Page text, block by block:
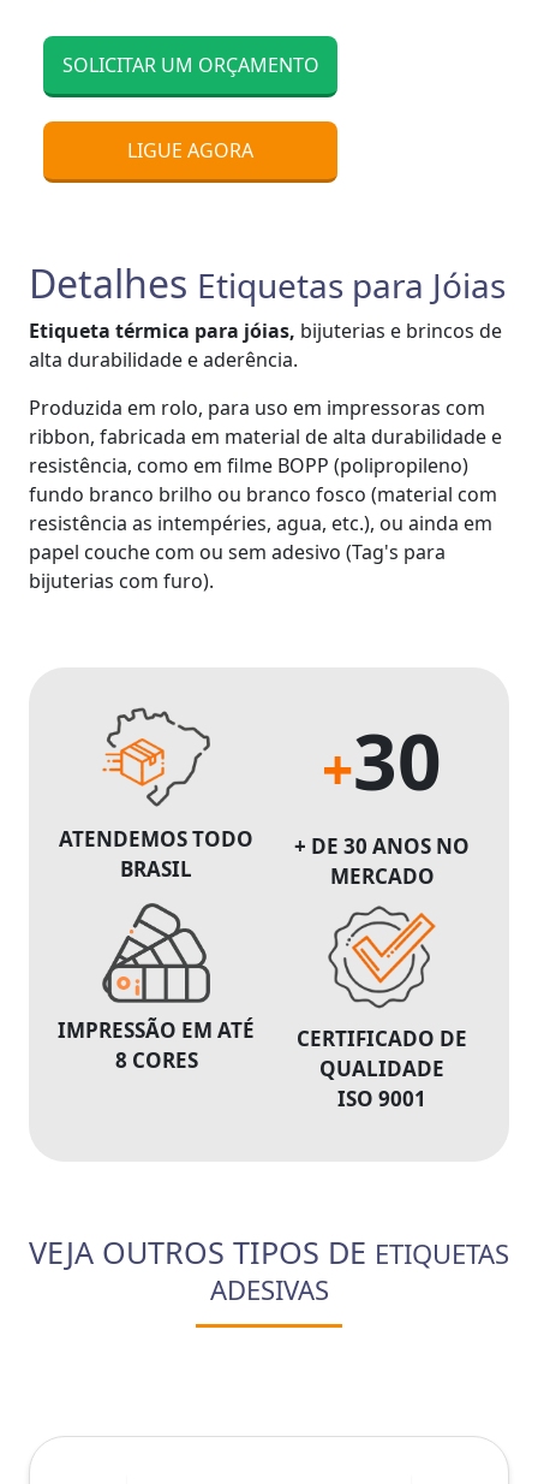
SOLICITAR UM ORÇAMENTO
LIGUE AGORA
Detalhes Etiquetas para Jóias
Etiqueta térmica para jóias, bijuterias e brincos de
alta durabilidade e aderência.
Produzida em rolo, para uso em impressoras com
ribbon, fabricada em material de alta durabilidade e
resistência, como em filme BOPP (polipropileno)
fundo branco brilho ou branco fosco (material com
resistência as intempéries, agua, etc.), ou ainda em
papel couche com ou sem adesivo (Tag's para
bijuterias com furo).
ATENDEMOS TODO
BRASIL
+30
+ DE 30 ANOS NO
MERCADO
IMPRESSÃO EM ATÉ
8 CORES
CERTIFICADO DE
QUALIDADE
ISO 9001
VEJA OUTROS TIPOS DE ETIQUETAS
ADESIVAS